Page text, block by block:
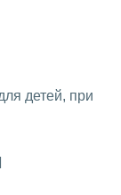
детей, при